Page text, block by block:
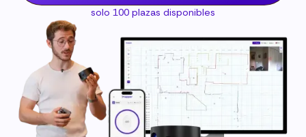
solo 100 plazas disponibles